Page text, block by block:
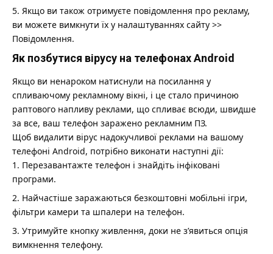
Якщо ви також отримуєте повідомлення про рекламу,
ви можете вимкнути їх у налаштуваннях сайту >>
Повідомлення.
Як позбутися вірусу на телефонах Android
Якщо ви ненароком натиснули на посилання у
спливаючому рекламному вікні, і це стало причиною
раптового напливу реклами, що спливає всюди, швидше
за все, ваш телефон заражено рекламним ПЗ.
Щоб видалити вірус надокучливої реклами на вашому
телефоні Android, потрібно виконати наступні дії:
Перезавантажте телефон і знайдіть інфіковані
програми.
Найчастіше заражаються безкоштовні мобільні ігри,
фільтри камери та шпалери на телефон.
Утримуйте кнопку живлення, доки не з’явиться опція
вимкнення телефону.